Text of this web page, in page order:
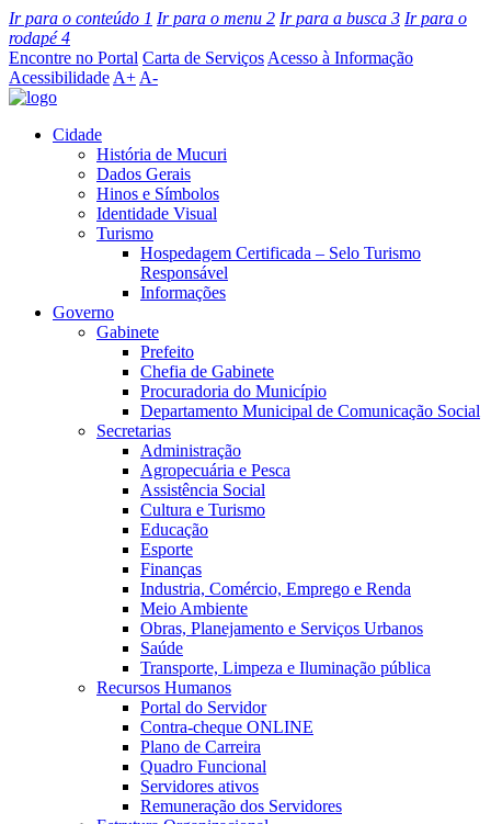
Ir para o conteúdo 1 Ir para o menu 2 Ir para a busca 3 Ir para o
rodapé4
Encontre no Portal Carta de Serviços Acesso à Informação
Acessibilidade A+ A-
Cidade
História de Mucuri
Dados Gerais
Hinos e Símbolos
Identidade Visual
Turismo
Hospedagem Certificada – Selo Turismo
Responsável
Informações
Governo
Gabinete
Prefeito
Chefia de Gabinete
Procuradoria do Município
Departamento Municipal de Comunicação Social
Secretarias
Administração
Agropecuária e Pesca
Assistência Social
Cultura e Turismo
Educação
Esporte
Finanças
Industria, Comércio, Emprego e Renda
Meio Ambiente
Obras, Planejamento e Serviços Urbanos
Saúde
Transporte, Limpeza e Iluminação pública
Recursos Humanos
Portal do Servidor
Contra-cheque ONLINE
Plano de Carreira
Quadro Funcional
Servidores ativos
Remuneração dos Servidores